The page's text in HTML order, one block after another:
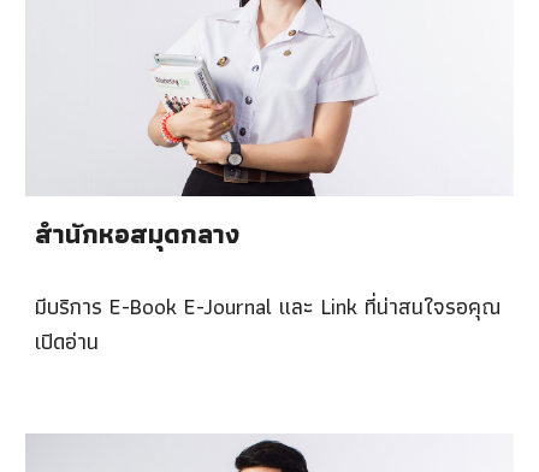
สำนักหอสมุดกลาง
มีบริการ E-Book E-Journal และ Link ที่น่าสนใจรอคุณ
เปิดอ่าน